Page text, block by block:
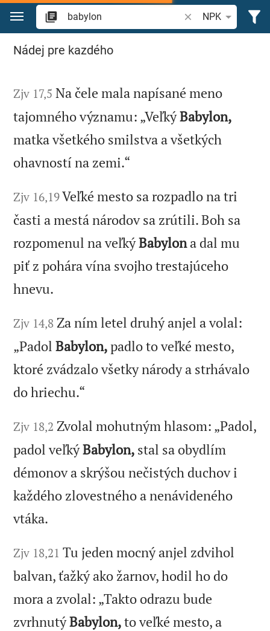
Prejsť na obsah
Vyhľadajte biblický
NPK
Vyhľadajte "babylon" v Biblii
Nádej pre kazdého
Zjv 17,5 Na čele mala napísané meno
tajomného významu: „VeľkýBabylon,
matka všetkého smilstva a všetkých
ohavností na zemi.“
Zjv 16,19Veľké mesto sa rozpadlo na tri
časti a mestá národov sa zrútili. Boh sa
rozpomenul na veľkýBabylona dal mu
piť z pohára vína svojho trestajúceho
hnevu.
Zjv 14,8 Za ním letel druhý anjel a volal:
„PadolBabylon,padlo to veľké mesto,
ktoré zvádzalo všetky národy a strhávalo
do hriechu.“
Zjv 18,2 Zvolal mohutným hlasom: „Padol,
padol veľkýBabylon, stal sa obydlím
démonov a skrýšou nečistých duchov i
každého zlovestného a nenávideného
vtáka.
Zjv 18,21 Tu jeden mocný anjel zdvihol
balvan, ťažký ako žarnov, hodil ho do
mora a zvolal: „Takto odrazu bude
zvrhnutýBabylon,to veľké mesto, a